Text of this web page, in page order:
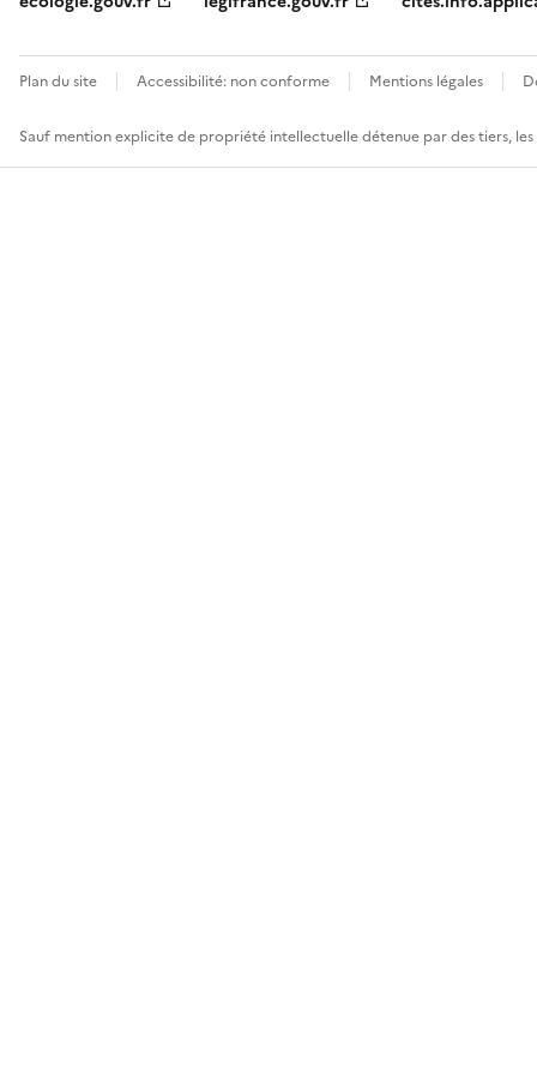
Plan du site Accessibilité: non conforme Mentions légales
Sauf mention explicite de propriété intellectuelle détenue par des tiers,